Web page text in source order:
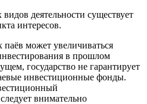
деятельности существует
интересов.
может увеличиваться
в прошлом
государство не гарантирует
инвестиционные фонды.
внимательно